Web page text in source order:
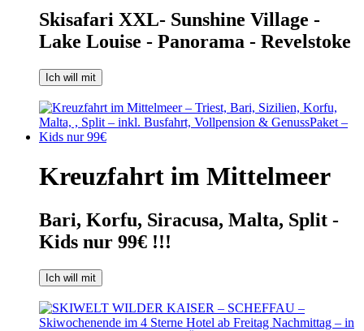
Skisafari XXL- Sunshine Village -
Lake Louise - Panorama - Revelstoke
Ich will mit
Kreuzfahrt im Mittelmeer
Bari, Korfu, Siracusa, Malta, Split -
Kids nur 99€ !!!
Ich will mit